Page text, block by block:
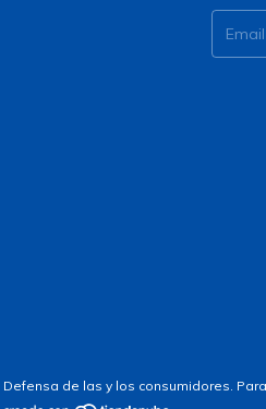
Defensa de las y los consumidores.